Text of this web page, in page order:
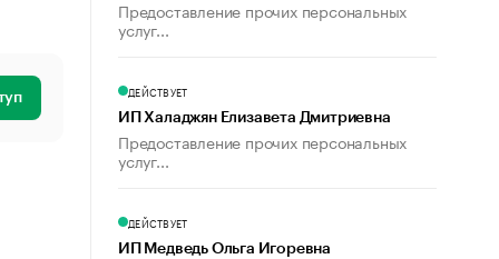
Предоставление прочих персональных
услуг...
ДЕЙСТВУЕТ
ИП Халаджян Елизавета Дмитриевна
Предоставление прочих персональных
услуг...
ДЕЙСТВУЕТ
ИП Медведь Ольга Игоревна